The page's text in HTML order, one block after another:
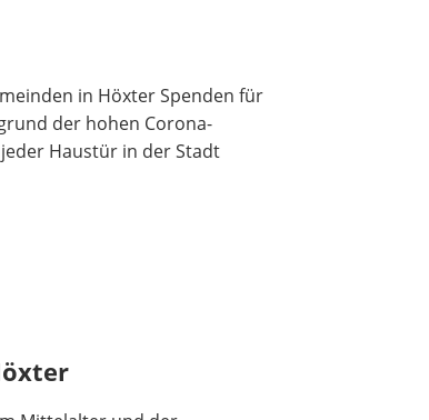
in Höxter Spenden für
der hohen Corona-
Haustür in der Stadt